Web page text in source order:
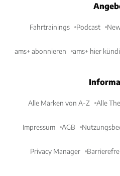
Fahrtrainings Podcast
ams+ abonnieren ams+ hier
Alle Marken von A-Z Alle
Impressum AGB
Privacy Manager